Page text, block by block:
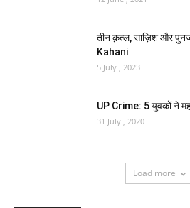
तीन क़त्ल, साज़िश और
Kahani
5 July , 2023
UP Crime: 5 युवकों ने
31 July , 2020
Load more